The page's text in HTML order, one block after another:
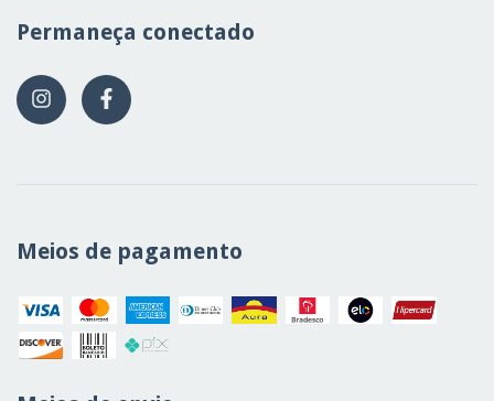
Permaneça conectado
Meios de pagamento